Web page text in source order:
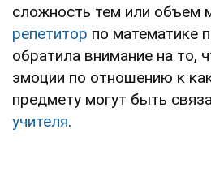
сложность тем или объем
репетитор по математике
обратила внимание на то,
эмоции по отношению к
предмету могут быть
учителя.